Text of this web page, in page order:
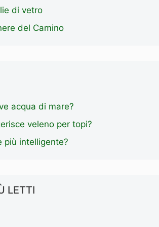
di vetro
del Camino
acqua di mare?
veleno per topi?
più intelligente?
LETTI